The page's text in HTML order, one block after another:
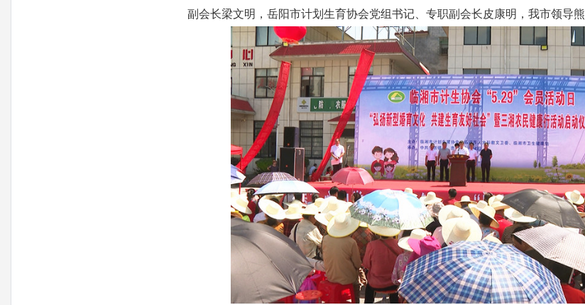
副会长梁文明，岳阳市计划生育协会党组书记、专职副会长皮康明，我市领导熊